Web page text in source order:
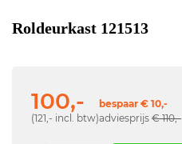
Roldeurkast 121513
100,-
(121,- incl. btw)
bespaar € 10,-
adviesprijs € 110,-